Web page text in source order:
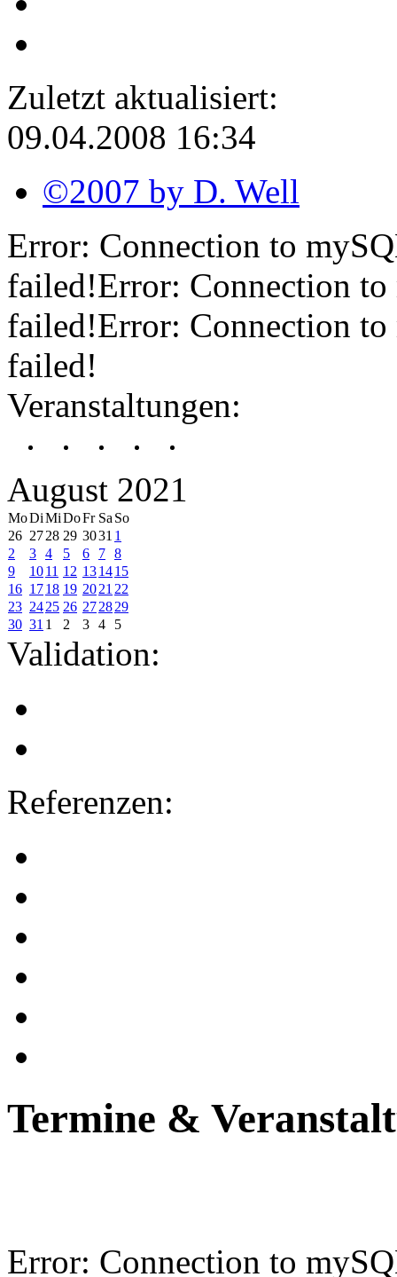
Zuletzt aktualisiert:
09.04.2008 16:34
©2007 by D. Well
Error: Connection to
failed!Error: Connection to
failed!Error: Connection to
failed!
Veranstaltungen:
August 2021
MoDiMiDoFr Sa So
26 2728 29 3031 1
2
3 4 5 6 7 8
9
1011 12 131415
16 1718 19 2021 22
23 2425 26 272829
30 31 1 2 3 4 5
Validation:
Referenzen:
Termine &
Error: Connection to